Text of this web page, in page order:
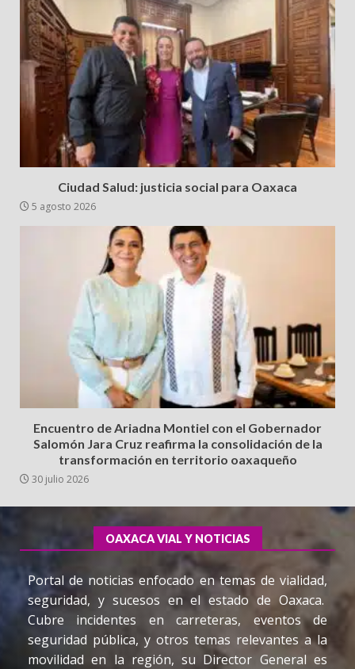
Ciudad Salud: justicia social para Oaxaca
5 agosto 2026
Encuentro de Ariadna Montiel con el Gobernador
Salomón Jara Cruz reafirma la consolidación de la
transformación en territorio oaxaqueño
30 julio 2026
OAXACA VIAL Y NOTICIAS
Portal de noticias enfocado en temas de vialidad,
seguridad, y sucesos en el estado de Oaxaca.
Cubre incidentes en carreteras, eventos de
seguridad pública, y otros temas relevantes a la
movilidad en la región, su Director General es